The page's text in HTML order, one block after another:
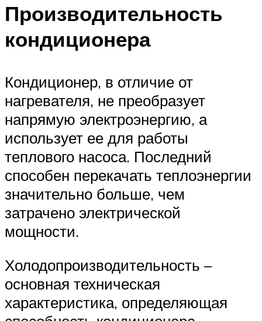
Производительность
кондиционера
Кондиционер, в отличие от
нагревателя, не преобразует
напрямую электроэнергию, а
использует ее для работы
теплового насоса. Последний
способен перекачать теплоэнергии
значительно больше, чем
затрачено электрической
мощности.
Холодопроизводительность –
основная техническая
характеристика, определяющая